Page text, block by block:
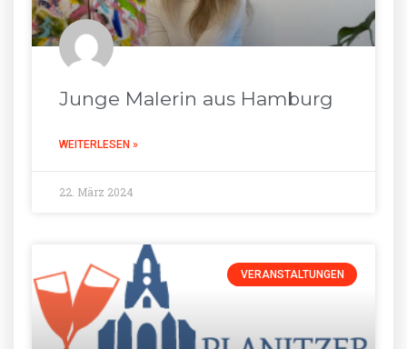
Junge Malerin aus Hamburg
WEITERLESEN »
22. März 2024
VERANSTALTUNGEN